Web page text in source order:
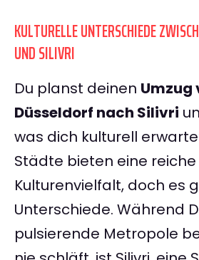
KULTURELLE UNTERSCHIEDE
UND SILIVRI
Du planst deinen Umzug
Düsseldorf nach Silivri
was dich kulturell
Städte bieten eine reiche
Kulturenvielfalt, doch es
Unterschiede. Während
pulsierende Metropole